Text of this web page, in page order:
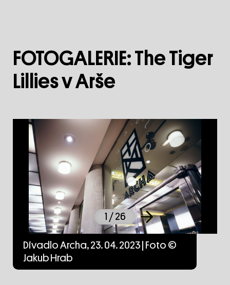
FOTOGALERIE: The Tiger
Lillies v Arše
1 / 26
Divadlo Archa, 23. 04. 2023 | Foto ©
Jakub Hrab